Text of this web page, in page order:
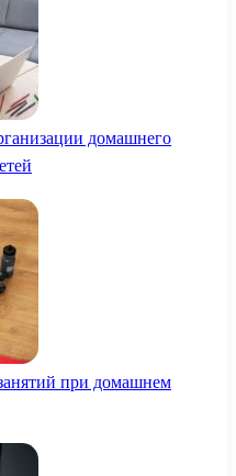
домашнего
при домашнем